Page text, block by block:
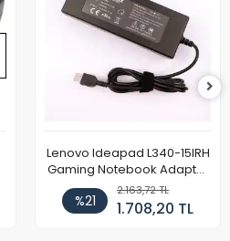
Lenovo Ideapad L340-15IRH
Gaming Notebook Adaptör
Cihazı Şarj Aleti (150W)
%21
2.163,72 TL
1.708,20 TL